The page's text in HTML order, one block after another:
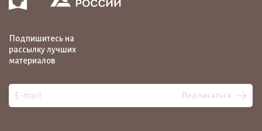
Подпишитесь на
рассылку лучших
материалов
Подписаться